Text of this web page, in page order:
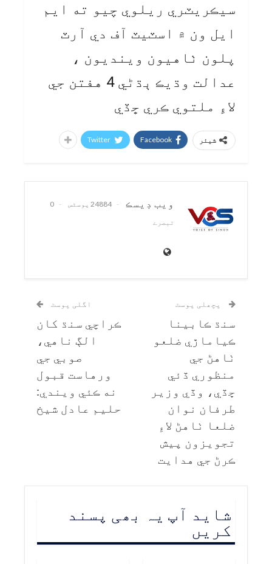
سيڪريٽري ريلوي چيو ته ايم
ايل ون ۾ اسٽيٽ آف دي آرٽ
پلون ٺاهيون وينديون ،
عدالت وڌيڪ ٻڌڻي 4 هفتن جي
لاءِ ملتوي ڪري ڇڏي
شیئر Facebook
Twitter
ويب ڊيسڪ 24884 پوسٹس
0
تبصرے
پچھلی پوسٹ
سنڌ ڪابينا
ڪياماڙي ضلعو
ٺاهڻ جي
منظوري ڏئي
ڇڏي، وڏي وزير
طرفان نوان
ضلعا ٺاهڻ لاءِ
تجويزون پيش
ڪرڻ جي هدايت
اگلی پوسٹ
ڪراچي سنڌ کان
الڳ ناهي،
صوبي جي
ورهاست قبول
نه ڪئي ويندي:
حليم عادل شيخ
شاید آپ یہ بھی پسند
کریں